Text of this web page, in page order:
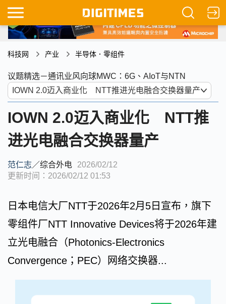
科技网 产业 半导体．零组件
议题精选－通讯业风向球MWC：6G、AIoT与NTN
IOWN 2.0迈入商业化 NTT推
进光电融合交换器量产
范仁志／综合外电
2026/02/12
更新时间：2026/02/12 01:53
日本电信大厂NTT于2026年2月5日宣布，旗下
零组件厂NTT Innovative Devices将于2026年建
立光电融合（Photonics-Electronics
Convergence；PEC）网络交换器...